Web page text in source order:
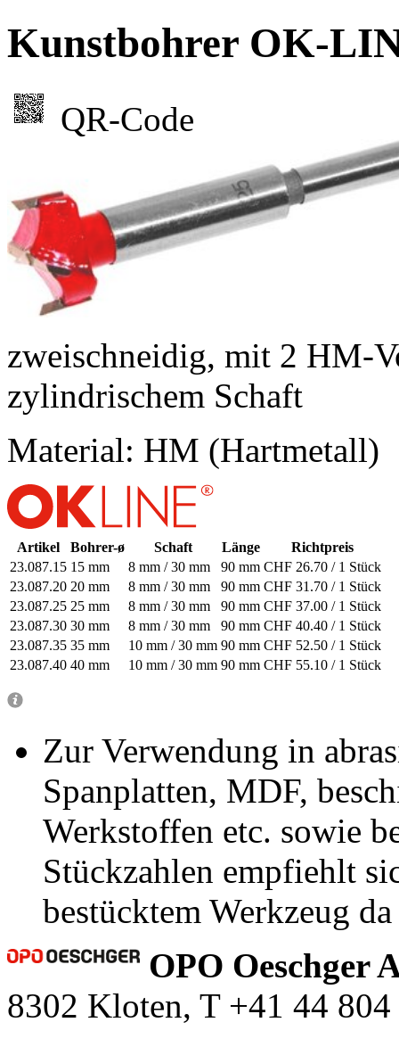
Kunstbohrer OK-
QR-Code
zweischneidig, mit 2 HM-
zylindrischem Schaft
Material: HM (Hartmetall)
Artikel Bohrer-ø Schaft Länge
Richtpreis
23.087.15 15 mm 8 mm / 30 mm 90 mm CHF 26.70 / 1 Stück
23.087.20 20 mm 8 mm / 30 mm 90 mm CHF 31.70 / 1 Stück
23.087.25 25 mm 8 mm / 30 mm 90 mm CHF 37.00 / 1 Stück
23.087.30 30 mm 8 mm / 30 mm 90 mm CHF 40.40 / 1 Stück
23.087.35 35 mm 10 mm / 30 mm 90 mm CHF 52.50 / 1 Stück
23.087.40 40 mm 10 mm / 30 mm 90 mm CHF 55.10 / 1 Stück
Zur Verwendung in
Spanplatten, MDF,
Werkstoffen etc. sowie
Stückzahlen empfiehlt
bestücktem Werkzeug
OPO Oeschger
8302 Kloten, T +41 44